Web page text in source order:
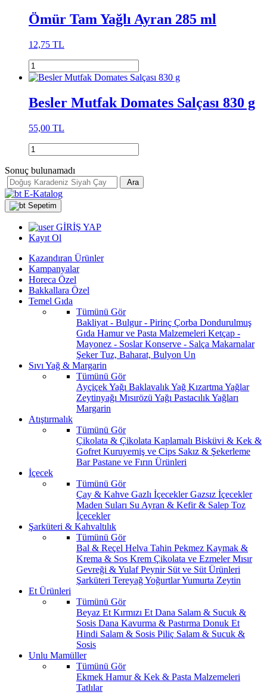
Ömür Tam Yağlı Ayran 285 ml
12,75 TL
Besler Mutfak Domates Salçası 830 g
55,00 TL
Sonuç bulunamadı
Ara
E-Katalog
Sepetim
GİRİŞ YAP
Kayıt Ol
Kazandıran Ürünler
Kampanyalar
Horeca Özel
Bakkallara Özel
Temel Gıda
Tümünü Gör
Bakliyat - Bulgur - Pirinç Çorba Dondurulmuş
Gıda Hamur ve Pasta Malzemeleri Ketçap -
Mayonez - SoslarKonserve - Salça Makarnalar
ŞekerTuz, Baharat, Bulyon Un
Sıvı Yağ & Margarin
Tümünü Gör
Ayçiçek Yağı Baklavalık Yağ Kızartma Yağlar
Zeytinyağı Mısırözü Yağı Pastacılık Yağları
Margarin
Atıştırmalık
Tümünü Gör
Çikolata & Çikolata Kaplamalı Bisküvi & Kek &
Gofret Kuruyemiş ve Cips Sakız & Şekerleme
BarPastane ve Fırın Ürünleri
İçecek
Tümünü Gör
Çay & Kahve Gazlı İçeceklerGazsız İçecekler
Maden Suları Su Ayran & Kefir & Salep Toz
İçecekler
Şarküteri & Kahvaltılık
Tümünü Gör
Bal & Reçel Helva Tahin Pekmez Kaymak &
Krema & Sos Krem Çikolata ve EzmelerMısır
Gevreği & YulafPeynir Süt ve Süt Ürünleri
Şarküteri TereyağYoğurtlarYumurta Zeytin
Et Ürünleri
Tümünü Gör
Beyaz Et Kırmızı Et Dana Salam & Sucuk &
Sosis Dana Kavurma & Pastırma Donuk Et
Hindi Salam & Sosis Piliç Salam & Sucuk &
Sosis
Unlu Mamüller
Tümünü Gör
Ekmek Hamur & Kek & Pasta Malzemeleri
Tatlılar